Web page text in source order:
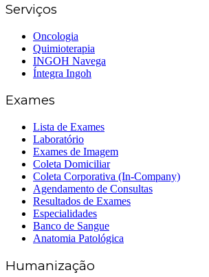
Serviços
Oncologia
Quimioterapia
INGOH Navega
Íntegra Ingoh
Exames
Lista de Exames
Laboratório
Exames de Imagem
Coleta Domiciliar
Coleta Corporativa (In-Company)
Agendamento de Consultas
Resultados de Exames
Especialidades
Banco de Sangue
Anatomia Patológica
Humanização